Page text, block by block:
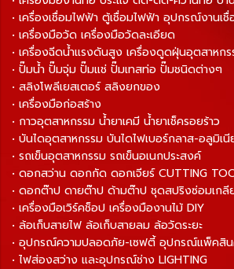
• เครื่องเชื่อมไฟฟ้า ตู้เชื่อมไฟฟ้า อุปกรณ์งานเชื่
• เครื่องมือวัด เครื่องมือวัดละเอียด
• เครื่องฉีดน้ำแรงดันสูง เครื่องดูดฝุ่นอุตสาหก
• ปั๊มน้ำ ปั๊มจุ่ม ปั๊มแช่ ปั๊มเทสท่อ ปั๊มชนิดต่างๆ
• สลิงโพลีเยสเตอร์ สลิงยกของ
• เครื่องมือก่อสร้าง
• กาวอุตสาหกรรม น้ำยาเคมี น้ำยาเช็ครอยร้าว
• บันไดอุตสาหกรรม บันไดไฟเบอร์กลาส-อลูมิเ
• รถเข็นอุตสาหกรรม รถเข็นอเนกประสงค์
• ดอกสว่าน ดอกกัด ดอกเจียร์ CUTTING
• ดอกต๊าป ดายต๊าป ด้ามต๊าป ชุดสปริงซ่อมเกลี
• เครื่องมือเวิร์คช็อป เครื่องมืองานไม้ DIY
• ล้อเก็บสายไฟ ล้อเก็บสายลม ล้อวัดระยะ
• อุปกรณ์ความปลอดภัย-เซฟตี้ อุปกรณ์แพ็คสิ
• ไฟส่องสว่าง และอุปกรณ์ช่าง LIGHTING